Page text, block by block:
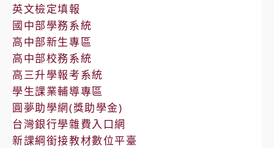
英文檢定填報
國中部學務系統
高中部新生專區
高中部校務系統
高三升學報考系統
學生課業輔導專區
圓夢助學網(獎助學金)
台灣銀行學雜費入口網
新課綱銜接教材數位平臺